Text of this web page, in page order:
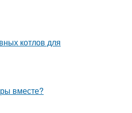
котлов для
вместе?